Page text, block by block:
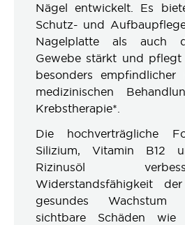
Nägel entwickelt. Es
Schutz- und
Nagelplatte als auch
Gewebe stärkt und
besonders
medizinischen
Krebstherapie*.
Die hochverträgliche
Silizium, Vitamin B12
Rizinusöl
Widerstandsfähigkeit
gesundes
sichtbare Schäden wie